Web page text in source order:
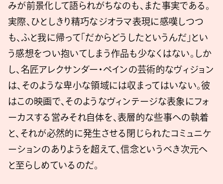
みが前景化して語られがちなのも、また事実である。
実際、ひとしきり精巧なジオラマ表現に感嘆しつつ
も、ふと我に帰って「だからどうしたというんだ」とい
う感想をつい抱いてしまう作品も少なくはない。しか
し、名匠アレクサンダー・ペインの芸術的なヴィジョン
は、そのような卑小な領域には収まってはいない。彼
はこの映画で、そのようなヴィンテージな表象にフォ
ーカスする営みそれ自体を、表層的な些事への執着
と、それが必然的に発生させる閉じられたコミュニケ
ーションのありようを超えて、信念というべき次元へ
と至らしめているのだ。